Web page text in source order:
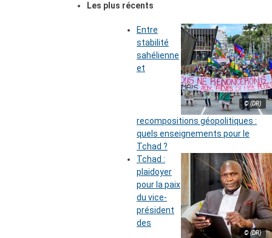
Les plus récents
© (DR)
Entre
stabilité
sahélienne
et
recompositions géopolitiques :
quels enseignements pour le
Tchad ?
© (DR)
Tchad :
plaidoyer
pour la paix
du vice-
président
des